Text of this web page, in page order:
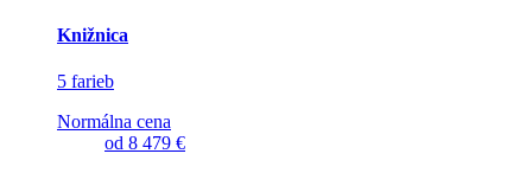
Knižnica
5 farieb
Normálna cena
od 8 479 €